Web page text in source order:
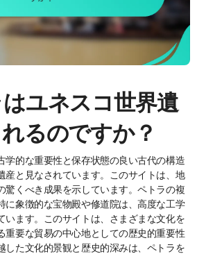
ユネスコ世界遺
るのですか？
学的な重要性と保存状態の良い古代の構造
産と見なされています。このサイトは、地
驚くべき成果を示しています。ペトラの複
に象徴的な宝物殿や修道院は、高度な工学
います。このサイトは、さまざまな文化を
重要な貿易の中心地としての歴史的重要性
した文化的景観と歴史的深みは、ペトラを